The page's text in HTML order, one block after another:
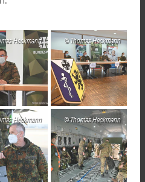
Heckmann Thomas Heckmann
Heckmann Thomas Heckmann